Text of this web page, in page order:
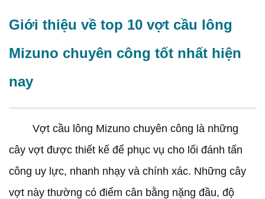
Giới thiệu về top 10 vợt cầu lông
Mizuno chuyên công tốt nhất hiện
nay
Vợt cầu lông Mizuno chuyên công là những
cây vợt được thiết kế để phục vụ cho lối đánh tấn
công uy lực, nhanh nhạy và chính xác. Những cây
vợt này thường có điểm cân bằng nặng đầu, độ